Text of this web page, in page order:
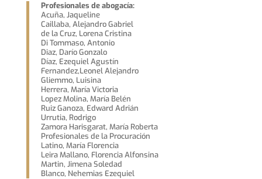
Profesionales de abogacía:
Acuña, Jaqueline
Caillaba, Alejandro Gabriel
de la Cruz, Lorena Cristina
Di Tommaso, Antonio
Diaz, Darío Gonzalo
Díaz, Ezequiel Agustín
Fernandez,Leonel Alejandro
Gliemmo, Luisina
Herrera, María Victoria
Lopez Molina, María Belén
Ruiz Ganoza, Edward Adrián
Urrutia, Rodrigo
Zamora Harisgarat, María Roberta
Profesionales de la Procuración
Latino, María Florencia
Leira Mallano, Florencia Alfonsina
Martin, Jimena Soledad
Blanco, Nehemias Ezequiel